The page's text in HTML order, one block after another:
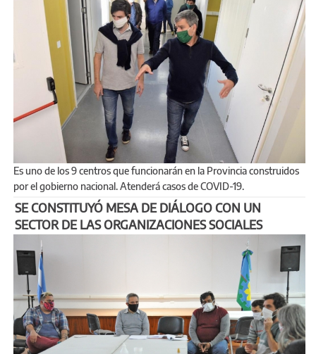
Es uno de los 9 centros que funcionarán en la Provincia construidos
por el gobierno nacional. Atenderá casos de COVID-19.
SE CONSTITUYÓ MESA DE DIÁLOGO CON UN
SECTOR DE LAS ORGANIZACIONES SOCIALES